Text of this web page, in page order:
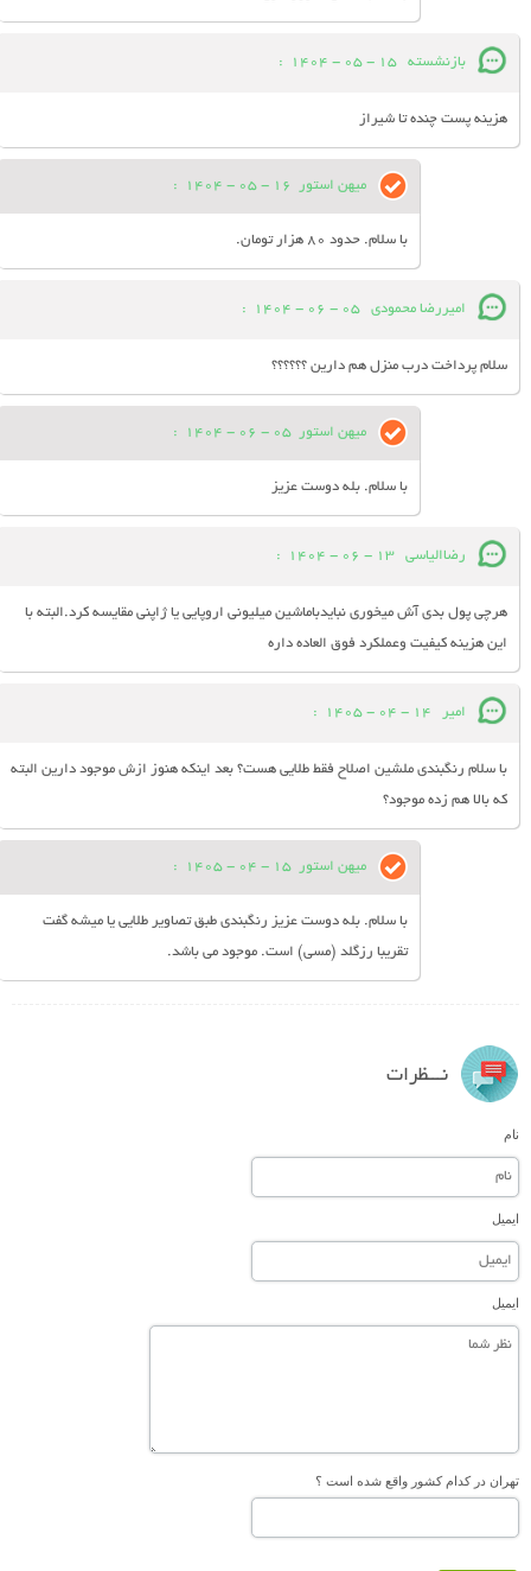
بازنشسته 15 - 05 - 1404
:
هزینه پست چنده تا شیراز
میهن استور 16 - 05 - 1404
:
با سلام. حدود 80 هزار تومان.
امیررضا محمودی 05 - 06 - 1404
:
سلام پرداخت درب منزل هم دارین ؟؟؟؟؟؟
میهن استور 05 - 06 - 1404
:
با سلام. بله دوست عزیز
رضاالیاسی 13 - 06 - 1404
:
هرچی پول بدی آش میخوری نبایدباماشین میلیونی اروپایی یا ژاپنی مقایسه کرد.البته با
این هزینه کیفیت وعملکرد فوق العاده داره
امیر 14 - 04 - 1405
:
با سلام رنگبندی ملشین اصلاح فقط طلایی هست؟ بعد اینکه هنوز ازش موجود دارین البته
که بالا هم زده موجود؟
میهن استور 15 - 04 - 1405
:
با سلام. بله دوست عزیز رنگبندی طبق تصاویر طلایی یا میشه گفت
تقریبا رزگلد (مسی) است. موجود می باشد.
نـــظرات
نام
ایمیل
ایمیل
تهران در کدام کشور واقع شده است ؟